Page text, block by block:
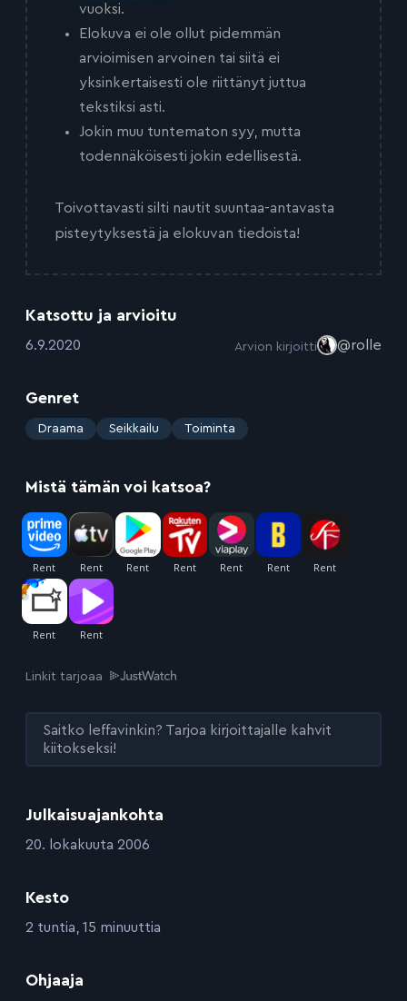
Julkaisuajankohta
:20. lokakuuta 2006
Kesto
:2 tuntia, 15 minuuttia
Ohjaaja
vuoksi.
Elokuva ei ole ollut pidemmän
arvioimisen arvoinen tai siitä ei
yksinkertaisesti ole riittänyt juttua
tekstiksi asti.
Jokin muu tuntematon syy, mutta
todennäköisesti jokin edellisestä.
Toivottavasti silti nautit suuntaa-antavasta
pisteytyksestä ja elokuvan tiedoista!
Katsottu ja arvioitu
:6.9.2020 Arvion kirjoitti @rolle
Genret
: Draama Seikkailu Toiminta
Mistä tämän voi katsoa?
Linkit tarjoaa
Saitko leffavinkin? Tarjoa kirjoittajalle kahvit
kiitokseksi!